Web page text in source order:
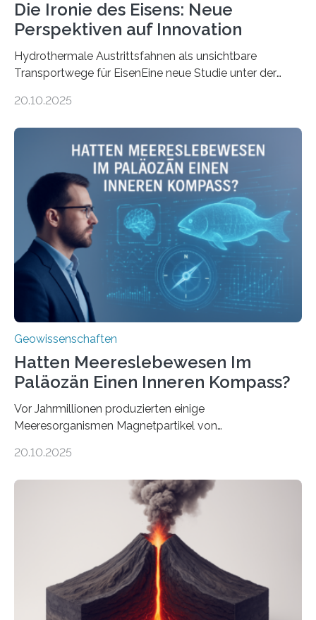
Die Ironie des Eisens: Neue
Perspektiven auf Innovation
Hydrothermale Austrittsfahnen als unsichtbare
Transportwege für EisenEine neue Studie unter der
Umweltwissenschaften der Universität Bremen –
Stoffkreislauf im Ozean prägen. Die Überblicksstudie
mit dem Titel „Iron’s Irony“ ist in Communications Earth
& Environment erschienen. Die Studie fasst bestehende
Forschungsergebnisse zusammen und interpretiert sie
neu, um zu erklären, wie Eisen, das aus hydrothermalen
Systemen freigesetzt wird, über ganze Ozeanbecken
transportiert werden kann. „Das…
20.10.2025
Geowissenschaften
Hatten Meereslebewesen Im
Paläozän Einen Inneren Kompass?
Vor Jahrmillionen produzierten einige
Meeresorganismen Magnetpartikel von
Sedimenten zu finden sind. Nun ist es einem
Domänen auf einem dieser „Riesenmagnetfossilien” mit
einer raffinierten Methode an der Diamond-
Röntgenquelle zu kartieren. Ihre Analyse zeigt, dass
diese Partikel es den Organismen ermöglicht haben
könnten, winzige Schwankungen sowohl in der
Richtung als auch in der Intensität des Erdmagnetfelds
wahrzunehmen. Dadurch konnten sie sich verorten und
über den Ozean navigieren. Vor einigen Jahren…
20.10.2025